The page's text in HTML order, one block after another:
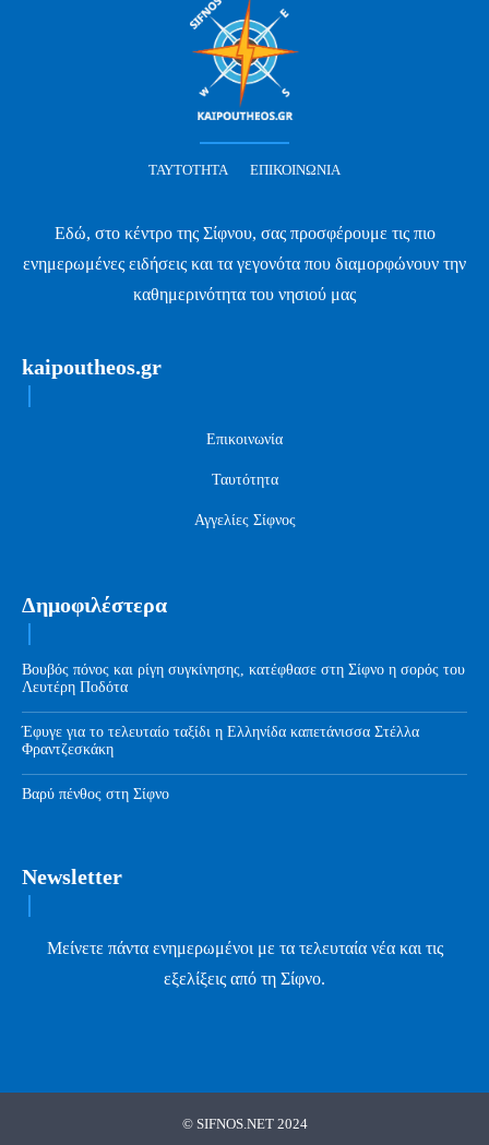
ΤΑΥΤΌΤΗΤΑ ΕΠΙΚΟΙΝΩΝΊΑ
Εδώ, στο κέντρο της Σίφνου, σας προσφέρουμε τις πιο
ενημερωμένες ειδήσεις και τα γεγονότα που διαμορφώνουν την
καθημερινότητα του νησιού μας
kaipoutheos.gr
Επικοινωνία
Ταυτότητα
Αγγελίες Σίφνος
Δημοφιλέστερα
Βουβός πόνος και ρίγη συγκίνησης, κατέφθασε στη Σίφνο η σορός του
Λευτέρη Ποδότα
Έφυγε για το τελευταίο ταξίδι η Ελληνίδα καπετάνισσα Στέλλα
Φραντζεσκάκη
Βαρύ πένθος στη Σίφνο
Newsletter
Μείνετε πάντα ενημερωμένοι με τα τελευταία νέα και τις
εξελίξεις από τη Σίφνο.
© SIFNOS.NET 2024